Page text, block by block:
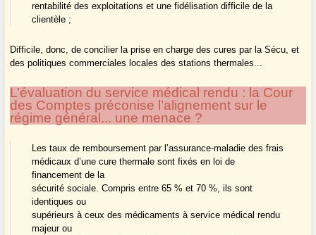
rentabilité des exploitations et une fidélisation difficile de la
clientèle ;
Difficile, donc, de concilier la prise en charge des cures par la Sécu, et
des politiques commerciales locales des stations thermales...
L’évaluation du service médical rendu : la Cour
des Comptes préconise l’alignement sur le
régime général... une menace ?
Les taux de remboursement par l’assurance-maladie des frais
médicaux d’une cure thermale sont fixés en loi de
financement de la
sécurité sociale. Compris entre 65 % et 70 %, ils sont
identiques ou
supérieurs à ceux des médicaments à service médical rendu
majeur ou